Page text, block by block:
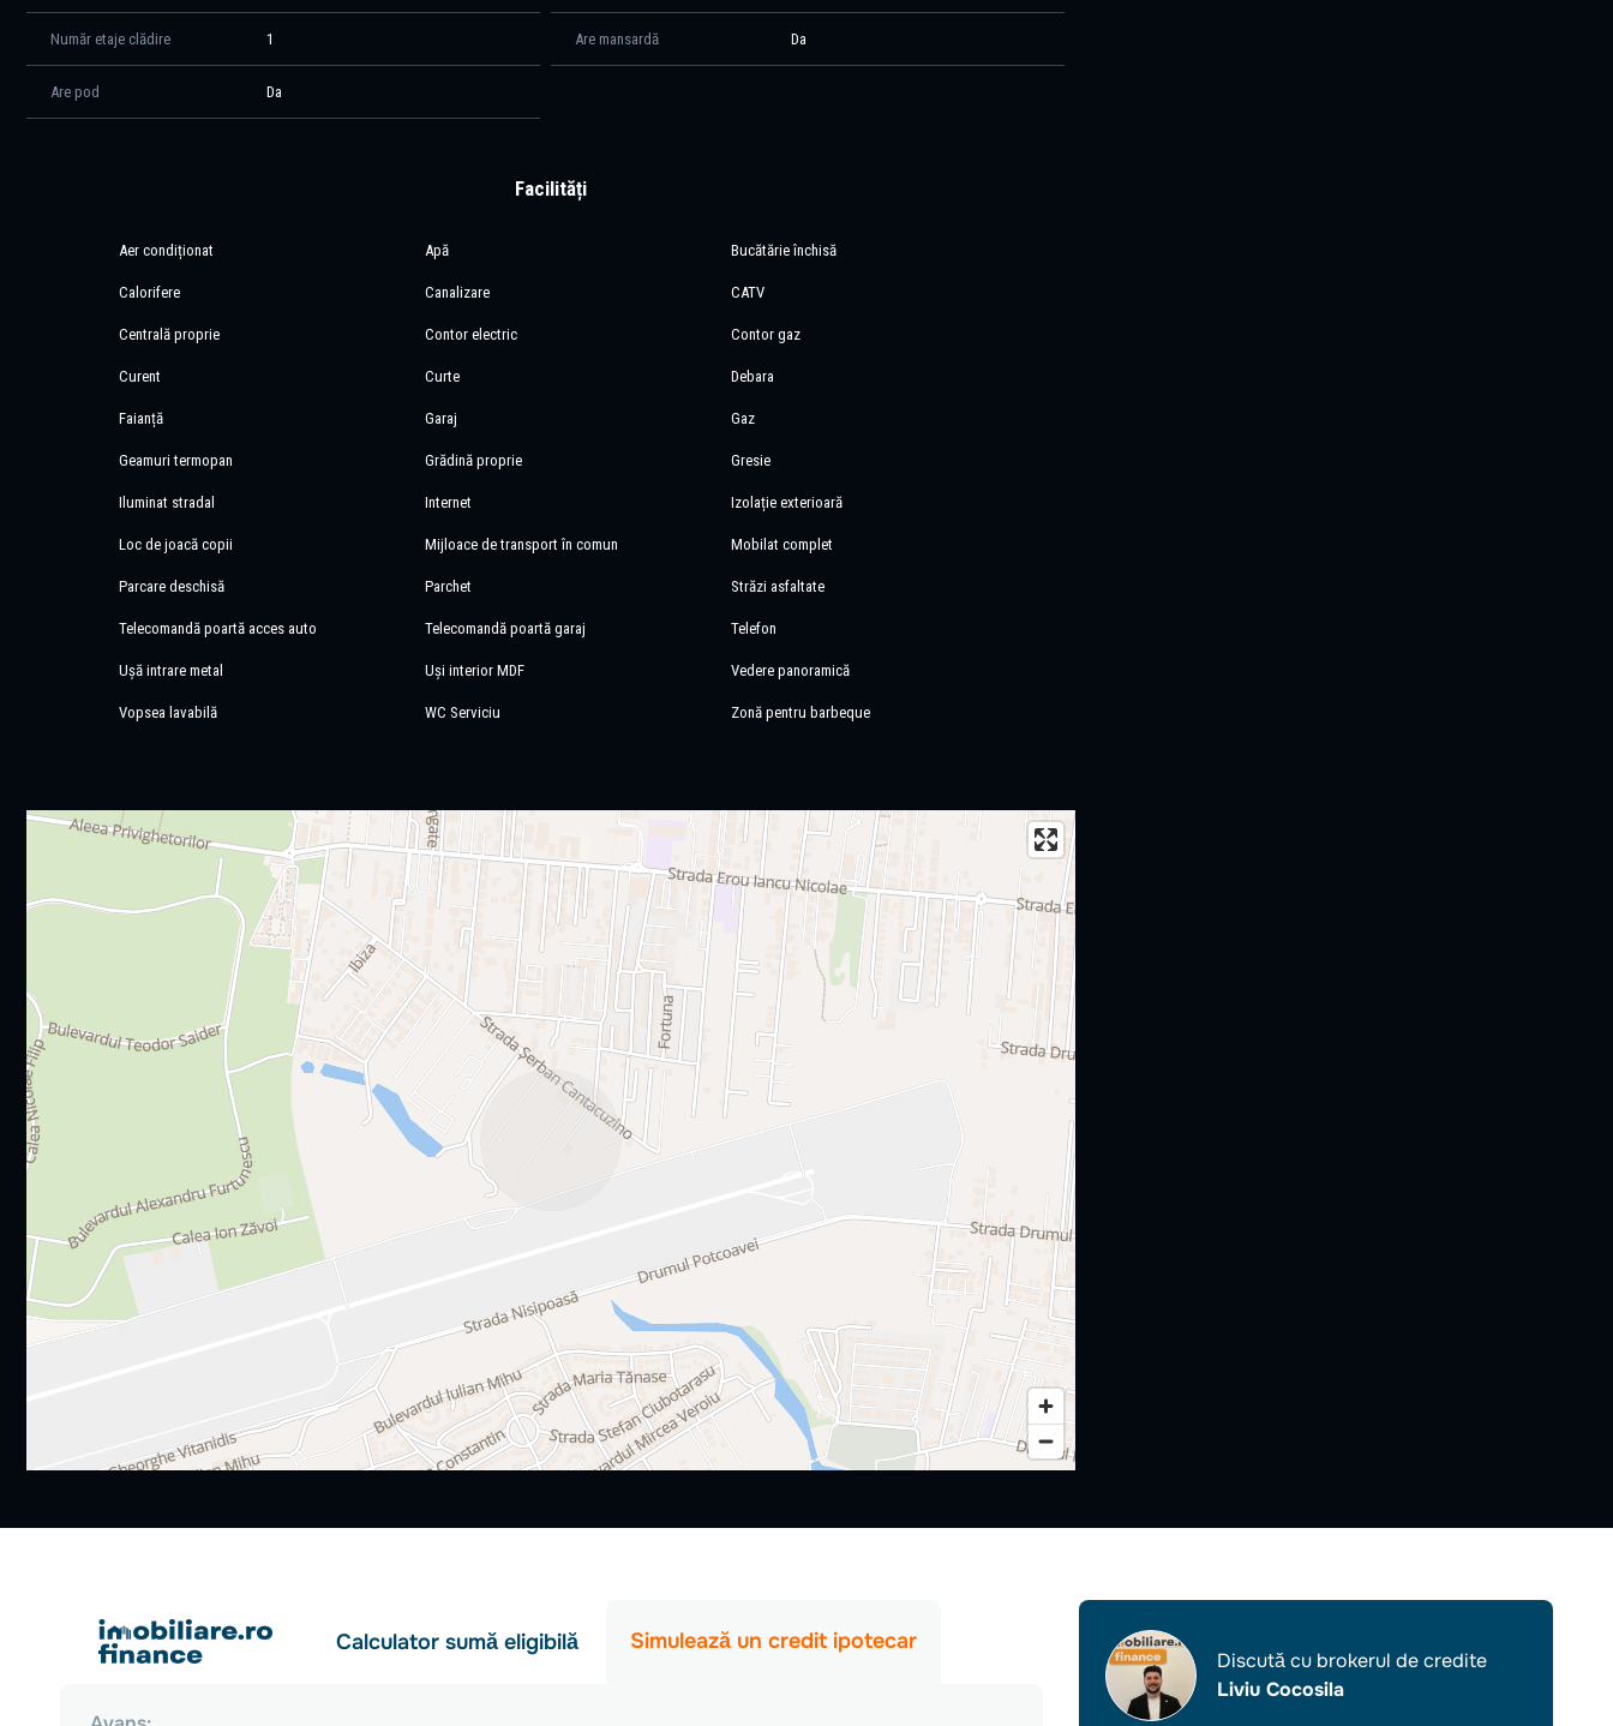
grădinițe private, restaurante, centre comerciale și principalele puncte de interes din Nordul Capitalei.
Număr etaje clădire 1 Are mansardă Da
Are pod Da
Facilități
Aer condiționat Apă Bucătărie închisă
Calorifere Canalizare CATV
Centrală proprie Contor electric Contor gaz
Curent Curte Debara
Faianță Garaj Gaz
Geamuri termopan Grădină proprie Gresie
Iluminat stradal Internet Izolație exterioară
Loc de joacă copii Mijloace de transport în comun Mobilat complet
Parcare deschisă Parchet Străzi asfaltate
Telecomandă poartă acces auto Telecomandă poartă garaj Telefon
Ușă intrare metal Uși interior MDF Vedere panoramică
Vopsea lavabilă WC Serviciu Zonă pentru barbeque